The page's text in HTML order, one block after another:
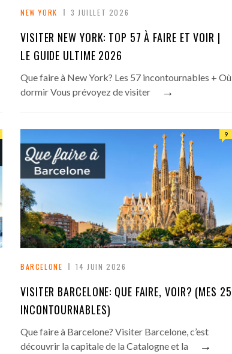
NEW YORK 3 JUILLET 2026
VISITER NEW YORK: TOP 57 À FAIRE ET VOIR |
LE GUIDE ULTIME 2026
Que faire à New York? Les 57 incontournables + Où
dormir Vous prévoyez de visiter
→
BARCELONE 14 JUIN 2026
9
VISITER BARCELONE: QUE FAIRE, VOIR? (MES 25
INCONTOURNABLES)
Que faire à Barcelone? Visiter Barcelone, c’est
découvrir la capitale de la Catalogne et la
→